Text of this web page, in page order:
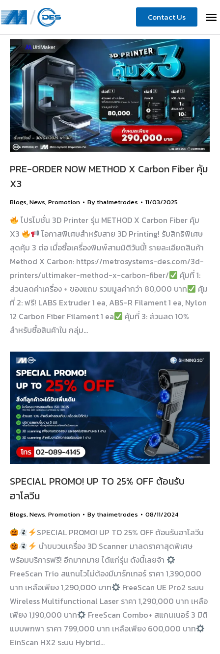
Contact Us
PRE-ORDER NOW METHOD X Carbon Fiber คุ้ม
X3
Blogs, News, Promotion Bythaimetrodes 11/03/2025
โปรโมชั่น 3D Printer รุ่น METHOD X Carbon Fiber คุ้ม
X3
โอกาสพิเศษสำหรับสาย 3D Printing! รับสิทธิพิเศษ
สุดคุ้ม 3 ต่อ เมื่อซื้อเครื่องพิมพ์สามมิติวันนี้! รายละเอียดสินค้า
Method X Carbon: https://metrosystems-des.com/3d-
printers/ultimaker-method-x-carbon-fiber/
คุ้มที่ 1:
ส่วนลดค่าเครื่อง + ของแถม รวมมูลค่ากว่า 80,000 บาท
คุ้ม
ที่ 2: ฟรี! LABS Extruder 1 ea, ABS-R Filament 1 ea, Nylon
12 Carbon Fiber Filament 1 ea
คุ้มที่ 3: ส่วนลด 10%
สำหรับซื้อสินค้าใน กลุ่ม…
SPECIAL PROMO! UP TO 25% OFF ต้อนรับ
ฮาโลวีน
Blogs, News, Promotion Bythaimetrodes 08/11/2024
SPECIAL PROMO! UP TO 25% OFF ต้อนรับฮาโลวีน
นำขบวนเครื่อง 3D Scanner มาลดราคาสุดพิเศษ
พร้อมบริการฟรี! อีกมากมาย ได้แก่รุ่น ดังนี้เลยจ้า
FreeScan Trio สแกนไวไม่ต้องมีมาร์กเกอร์ ราคา 1,390,000
บาท เหลือเพียง 1,290,000 บาท
FreeScan UE Pro2 ระบบ
Wireless Multifunctional Laser ราคา 1,290,000 บาท เหลือ
เพียง 1,190,000 บาท
FreeScan Combo+ สแกนเนอร์ 3 มิติ
แบบพกพา ราคา 799,000 บาท เหลือเพียง 600,000 บาท
EinScan HX2 ระบบ Hybrid…